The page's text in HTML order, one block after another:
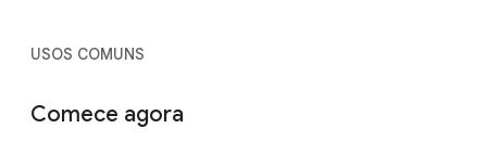
USOS COMUNS
Comece agora